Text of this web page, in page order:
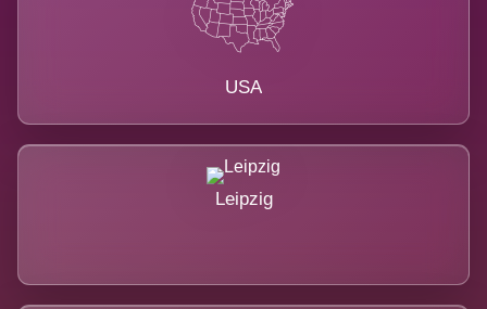
USA
Leipzig